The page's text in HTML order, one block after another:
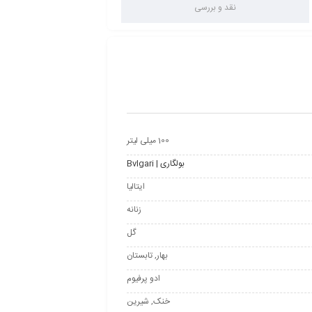
نقد و بررسی
100 میلی لیتر
بولگاری | Bvlgari
ایتالیا
زنانه
گل
بهار, تابستان
ادو پرفیوم
خنک, شیرین